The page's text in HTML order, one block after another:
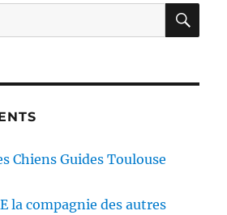
Chiens Guides Toulouse
la compagnie des autres